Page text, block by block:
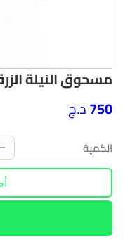
مسحوق النيلة الزرقاء
750د.ج
الكمية